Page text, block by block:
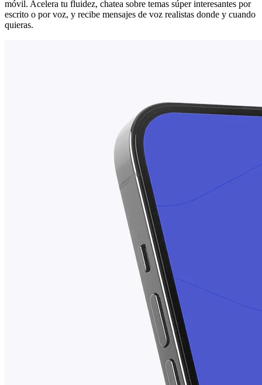
móvil. Acelera tu fluidez, chatea sobre temas súper interesantes por
escrito o por voz, y recibe mensajes de voz realistas donde y cuando
quieras.